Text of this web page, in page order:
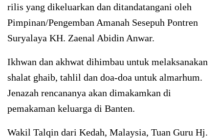
rilis yang dikeluarkan dan ditandatangani oleh
Pimpinan/Pengemban Amanah Sesepuh Pontren
Suryalaya KH. Zaenal Abidin Anwar.
Ikhwan dan akhwat dihimbau untuk melaksanakan
shalat ghaib, tahlil dan doa-doa untuk almarhum.
Jenazah rencananya akan dimakamkan di
pemakaman keluarga di Banten.
Wakil Talqin dari Kedah, Malaysia, Tuan Guru Hj.